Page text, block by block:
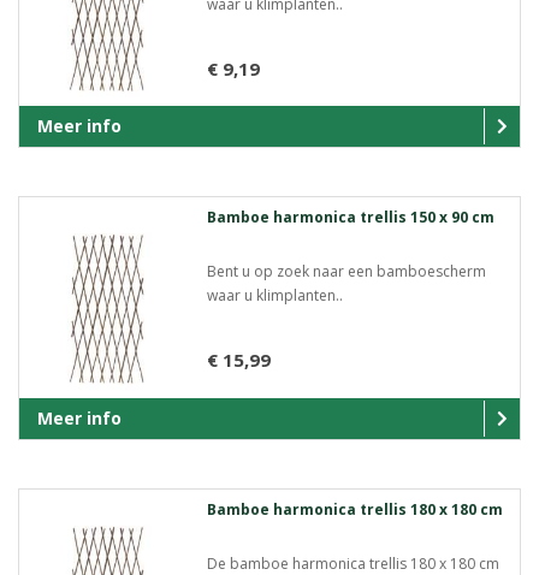
€ 9,19
Meer info
Bamboe harmonica trellis 150 x 90 cm
Bent u op zoek naar een bamboescherm
waar u klimplanten..
€ 15,99
Meer info
Bamboe harmonica trellis 180 x 180 cm
De bamboe harmonica trellis 180 x 180 cm